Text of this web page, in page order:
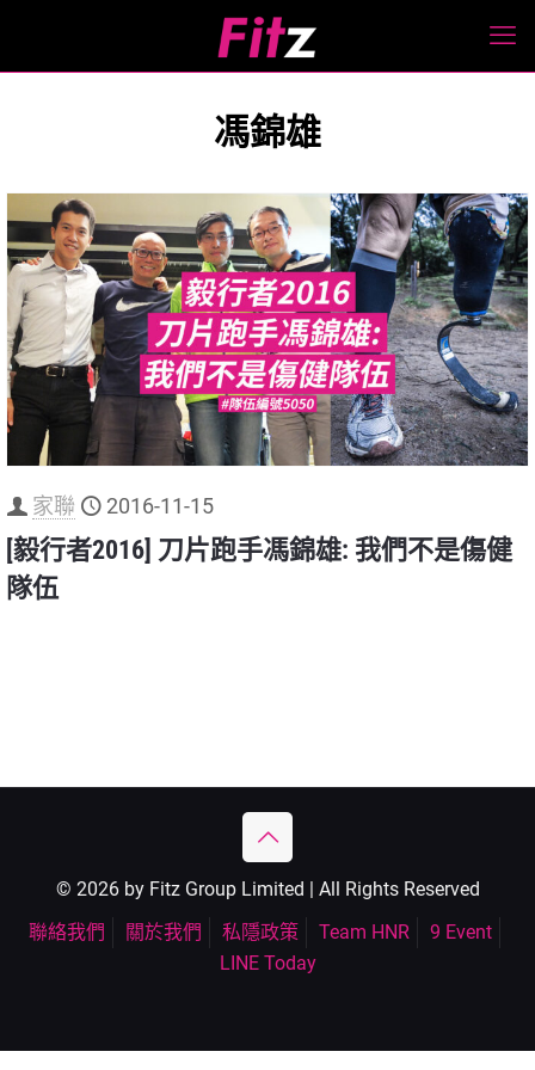
馮錦雄
家聯 2016-11-15
[毅行者2016] 刀片跑手馮錦雄: 我們不是傷健
隊伍
© 2026 by Fitz Group Limited | All Rights Reserved
聯絡我們
關於我們 私隱政策 Team HNR
9 Event
LINE Today